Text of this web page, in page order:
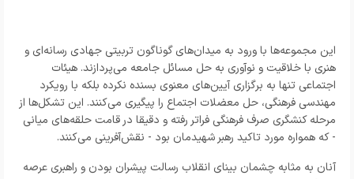
این مجموعه‌ها با ورود به میدان‌های گوناگون تربیتی جهادی رسانه‌ای و
هنری با خلاقیت و نوآوری به حل مسائل جامعه می‌پردازند. هیئات
اجتماعی تنها به برگزاری آیین‌های معنوی بسنده نکرده بلکه با رویکرد
مهندسی فرهنگی، حل معضلات اجتماع را پیگیری می‌کنند. این تشکل‌ها از
مرحله کنشگری صرف فرهنگی فراتر رفته و دقیقا در قامت حلقه‌های میانی
- که همواره مورد تاکید رهبر شهیدمان بود - نقش‌آفرینی می‌کنند.
آنان به مثابه چشمان بینای انقلاب رسالت پیشران بودن و راهبری عرصه